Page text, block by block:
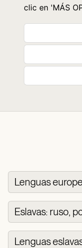
clic en 'MÁS
Lenguas
Eslavas: ruso,
Lenguas